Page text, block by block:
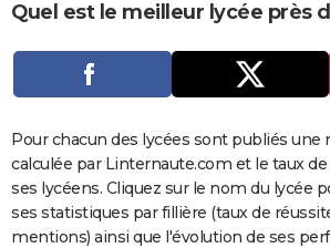
Dictionnaire
Biographies
Expressions
Proverbes
PROGRAMME TV
COPAINS D'AVANT
S'inscrire
Se connecter
Lycées
Collèges
Primaires
Universités
Entreprises
Service militaire
Avis de recherche
AVIS DE DÉCÈS
FORUM
Quel est le meilleur lycée près
Pour chacun des lycées sont publiés une
calculée par Linternaute.com et le taux
ses lycéens. Cliquez sur le nom du lycée
ses statistiques par fillière (taux de
mentions) ainsi que l'évolution de ses